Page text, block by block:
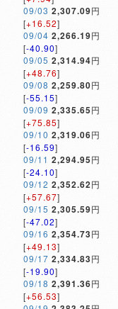
09/03 2,307.09円
[+16.52]
09/04 2,266.19円
[-40.90]
09/05 2,314.94円
[+48.76]
09/08 2,259.80円
[-55.15]
09/09 2,335.65円
[+75.85]
09/10 2,319.06円
[-16.59]
09/11 2,294.95円
[-24.10]
09/12 2,352.62円
[+57.67]
09/15 2,305.59円
[-47.02]
09/16 2,354.73円
[+49.13]
09/17 2,334.83円
[-19.90]
09/18 2,391.36円
[+56.53]